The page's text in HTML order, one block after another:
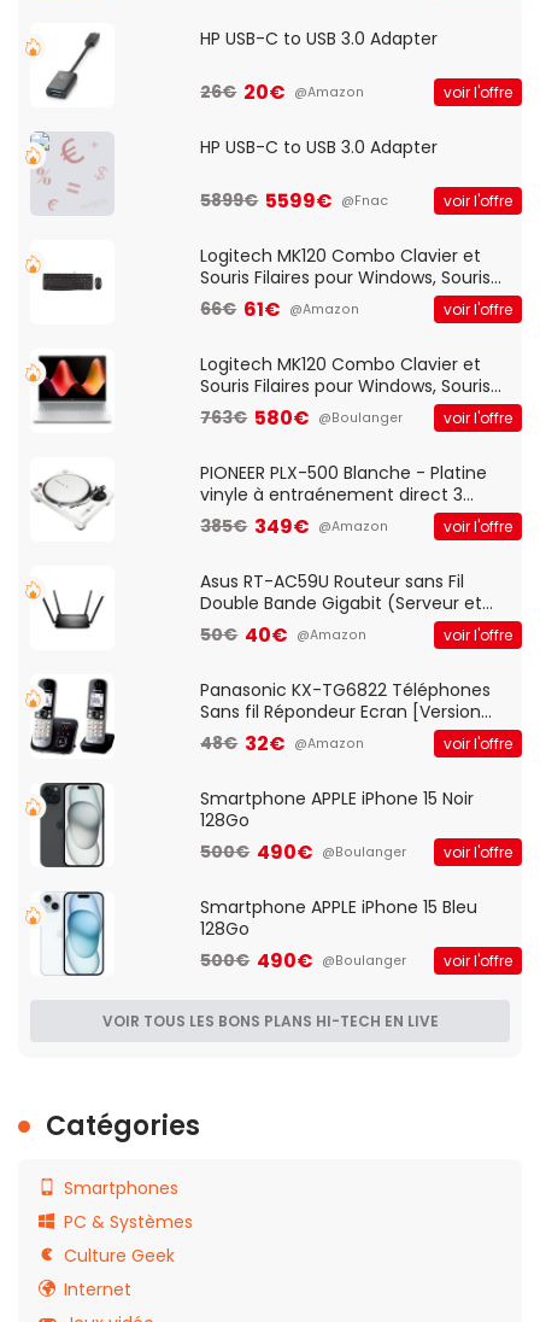
HP USB-C to USB 3.0 Adapter
26€ 20€ @Amazon voir l'offre
HP USB-C to USB 3.0 Adapter
5899€ 5599€ @Fnac voir l'offre
Logitech MK120 Combo Clavier et
Souris Filaires pour Windows, Souris
Optique Filaire, Connexion USB Plug
And Play, Confortable, Taille
QWERTY UK - Noir
66€ 61€ @Amazon voir l'offre
Logitech MK120 Combo Clavier et
Souris Filaires pour Windows, Souris
Optique Filaire, Connexion USB Plug
And Play, Confortable, Taille
QWERTY UK - Noir
763€ 580€ @Boulanger voir l'offre
PIONEER PLX-500 Blanche - Platine
vinyle à entraénement direct 3
vitesses (33-45-78 trs/min) avec
pre-ampli intégré et port USB
385€ 349€ @Amazon voir l'offre
Asus RT-AC59U Routeur sans Fil
Double Bande Gigabit (Serveur et
Client VPN, Triple Vlan, Mode Point
d'accès et Bridge, contrôle Parental,
50€ 40€ @Amazon voir l'offre
Panasonic KX-TG6822 Téléphones
Sans fil Répondeur Ecran [Version
Française]
48€ 32€ @Amazon voir l'offre
Smartphone APPLE iPhone 15 Noir
128Go
500€ 490€ @Boulanger voir l'offre
Smartphone APPLE iPhone 15 Bleu
128Go
500€ 490€ @Boulanger voir l'offre
VOIR TOUS LES BONS PLANS HI-TECH EN LIVE
Catégories
Smartphones
PC & Systèmes
Culture Geek
Internet